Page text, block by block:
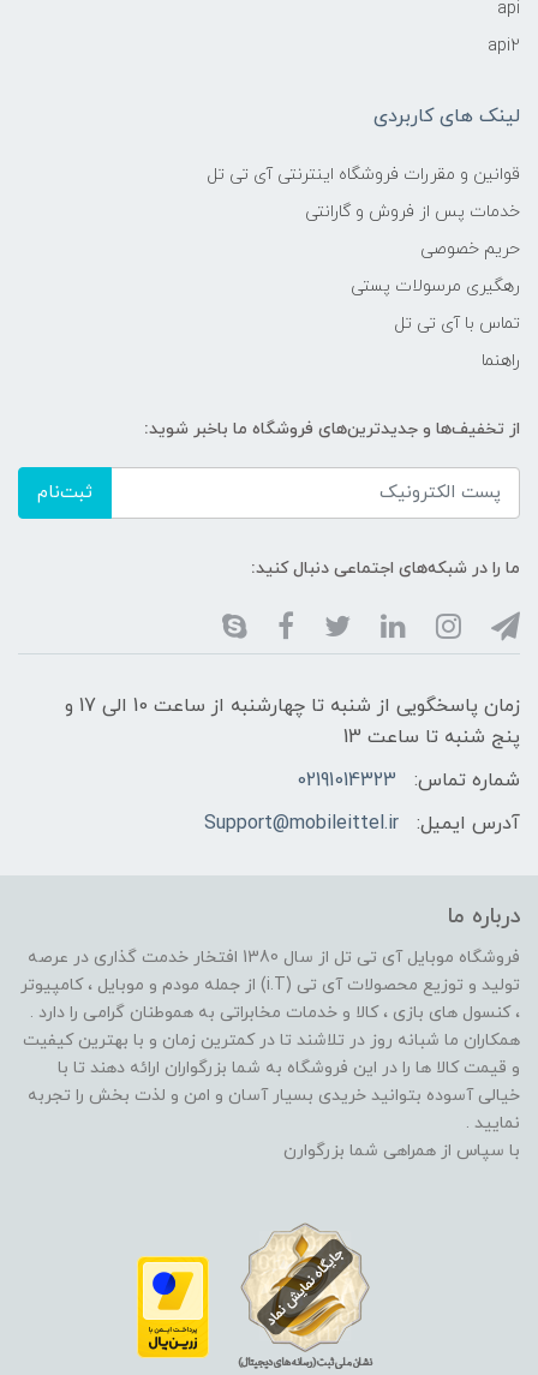
api
api2
لینک های کاربردی
قوانین و مقررات فروشگاه اینترنتی آی تی تل
خدمات پس از فروش و گارانتی
حریم خصوصی
رهگیری مرسولات پستی
تماس با آی تی تل
راهنما
از تخفیف‌ها و جدیدترین‌های فروشگاه ما باخبر شوید:
ثبت‌نام
ما را در شبکه‌های اجتماعی دنبال کنید:
زمان پاسخگویی از شنبه تا چهارشنبه از ساعت 10 الی 17 و
پنج شنبه تا ساعت 13
شماره تماس:
02191014323
آدرس ایمیل:
Support@mobileittel.ir
درباره ما
فروشگاه موبایل آی تی تل از سال 1380 افتخار خدمت گذاری در عرصه
تولید و توزیع محصولات آی تی (i.T) از جمله مودم و موبایل ، کامپیوتر
، کنسول های بازی ، کالا و خدمات مخابراتی به هموطنان گرامی را دارد .
همکاران ما شبانه روز در تلاشند تا در کمترین زمان و با بهترین کیفیت
و قیمت کالا ها را در این فروشگاه به شما بزرگواران ارائه دهند تا با
خیالی آسوده بتوانید خریدی بسیار آسان و امن و لذت بخش را تجربه
نمایید .
با سپاس از همراهی شما بزرگوارن